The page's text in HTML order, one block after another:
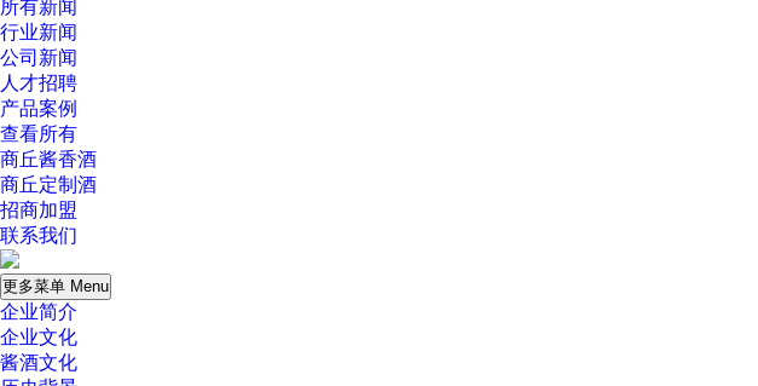
所有新闻
行业新闻
公司新闻
人才招聘
产品案例
查看所有
商丘酱香酒
商丘定制酒
招商加盟
联系我们
更多菜单 Menu
企业简介
企业文化
酱酒文化